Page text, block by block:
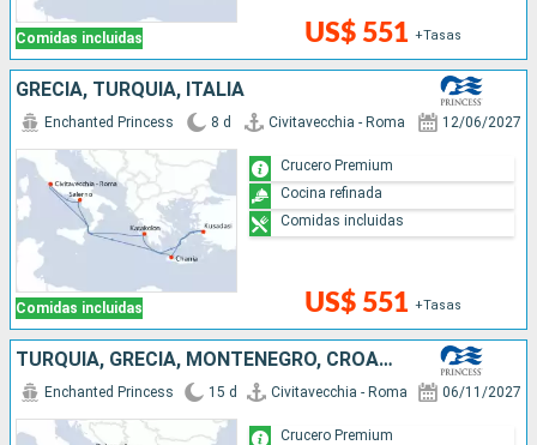
Comidas incluidas US$ 551 +Tasas
GRECIA, TURQUÍA, ITALIA
Comidas incluidas
Enchanted Princess 8 d Civitavecchia - Roma 12/06/2027
US$ 551 +Tasas
Crucero Premium
Cocina refinada
Comidas incluidas
TURQUÍA, GRECIA, MONTENEGRO, CROACIA, ITALIA
Enchanted Princess 15 d Civitavecchia - Roma 06/11/2027
Crucero Premium